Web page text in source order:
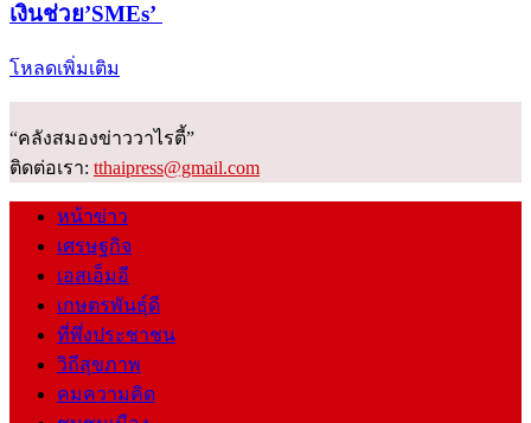
เงินช่วย’SMEs’
โหลดเพิ่มเติม
“คลังสมองข่าววาไรตี้”
ติดต่อเรา: tthaipress@gmail.com
หน้าข่าว
เศรษฐกิจ
เอสเอ็มอี
เกษตรพันธุ์ดี
ที่พึ่งประชาชน
วิถีสุขภาพ
คมความคิด